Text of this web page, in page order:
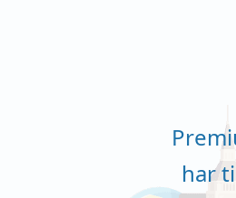
har